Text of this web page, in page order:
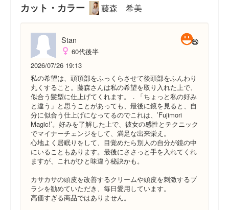
カット・カラー 藤森 希美
Stan
60代後半
2026/07/26 19:13
私の希望は、頭頂部をふっくらさせて後頭部をふんわり
丸くすること。藤森さんは私の希望を取り入れた上で、
似合う髪型に仕上げてくれます。．「ちょっと私の好み
と違う」と思うことがあっても、最後に鏡を見ると、自
分に似合う仕上げになってるのでこれは、’Fujimori
Magic!’。好みを了解した上で、彼女の感性とテクニック
でマイナーチェンジをして、満足な出来栄え。
心地よく居眠りをして、目覚めたら別人の自分が鏡の中
にいることもあります。最後にささっと手を入れてくれ
ますが、これがひと味違う秘訣かも。
カサカサの頭皮を改善するクリームや頭皮を刺激するブ
ラシを勧めていただき、毎日愛用しています。
高価すぎる商品ではありません。